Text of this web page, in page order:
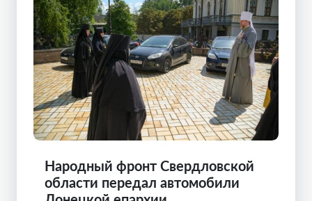
Народный фронт Свердловской
области передал автомобили